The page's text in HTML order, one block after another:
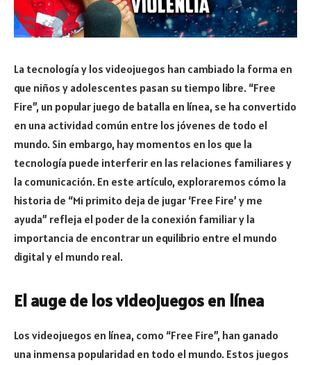
La tecnología y los videojuegos han cambiado la forma en
que niños y adolescentes pasan su tiempo libre. “Free
Fire”, un popular juego de batalla en línea, se ha convertido
en una actividad común entre los jóvenes de todo el
mundo. Sin embargo, hay momentos en los que la
tecnología puede interferir en las relaciones familiares y
la comunicación. En este artículo, exploraremos cómo la
historia de “Mi primito deja de jugar ‘Free Fire’ y me
ayuda” refleja el poder de la conexión familiar y la
importancia de encontrar un equilibrio entre el mundo
digital y el mundo real.
El auge de los videojuegos en línea
Los videojuegos en línea, como “Free Fire”, han ganado
una inmensa popularidad en todo el mundo. Estos juegos